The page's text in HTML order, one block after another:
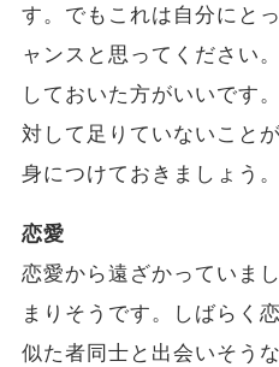
す。でもこれは自分にと
ャンスと思ってください
しておいた方がいいです
対して足りていないこと
身につけておきましょう。
恋愛
恋愛から遠ざかっていま
まりそうです。しばらく
似た者同士と出会いそう